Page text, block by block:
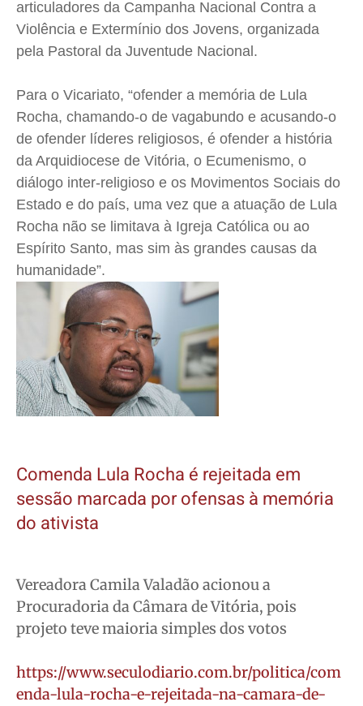
articuladores da Campanha Nacional Contra a
Violência e Extermínio dos Jovens, organizada
pela Pastoral da Juventude Nacional.
Para o Vicariato, “ofender a memória de Lula
Rocha, chamando-o de vagabundo e acusando-o
de ofender líderes religiosos, é ofender a história
da Arquidiocese de Vitória, o Ecumenismo, o
diálogo inter-religioso e os Movimentos Sociais do
Estado e do país, uma vez que a atuação de Lula
Rocha não se limitava à Igreja Católica ou ao
Espírito Santo, mas sim às grandes causas da
humanidade”.
Comenda Lula Rocha é rejeitada em
sessão marcada por ofensas à memória
do ativista
Vereadora Camila Valadão acionou a
Procuradoria da Câmara de Vitória, pois
projeto teve maioria simples dos votos
https://www.seculodiario.com.br/politica/com
enda-lula-rocha-e-rejeitada-na-camara-de-